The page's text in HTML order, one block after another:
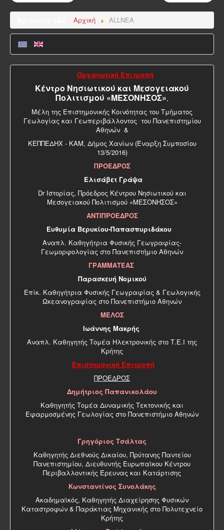
Αρχική ALLNEA
Οργανωτική Επιτροπή
Κέντρο Νησιωτικού και Μεσογειακού
Πολιτισμού «ΜΕΣΟΝΗΣΟΣ»,
Μέλη της Επιστημονικής Κοινότητας του Τμήματος
Γεωλογίας και Γεωπεριβάλλοντος του Πανεπιστημίου
Αθηνών &
ΚΕΠΠΕΔΗΧ - ΚΑΜ, Δήμος Χανίων (Έναρξη Συμποσίου
13/5/2016)
ΠΡΟΕΔΡΟΣ
Ελισάβετ Γράψα
Dr Ιστορίας, Πρόεδρος Κέντρου Νησιωτικού και
Μεσογειακού Πολιτισμού «ΜΕΣΟΝΗΣΟΣ»
ΑΝΤΙΠΡΟΕΔΡΟΣ
Ευθυμία Βερυκίου-Παπασπυριδάκου
Αναπλ. Καθηγήτρια Φυσικής Γεωγραφίας-
Γεωμορφολογίας στο Πανεπιστήμιο Αθηνών
ΓΡΑΜΜΑΤΕΑΣ
Παρασκευή Νομικού
Επίκ. Καθηγήτρια Φυσικής Γεωγραφίας & Γεωλογικής
Ωκεανογραφίας στο Πανεπιστήμιο Αθηνών
ΜΕΛΟΣ
Ιωάννης Μακρής
Αναπλ. Καθηγητής Τομέα Ηλεκτρονικής στο Τ.Ε.Ι της
Κρήτης
Επιστημονική Επιτροπή
ΠΡΟΕΔΡΟΣ
Δημήτριος Παπανικολάου
Καθηγητής Τομέα Δυναμικής Τεκτονικής και
Εφαρμοσμένης Γεωλογίας στο Πανεπιστήμιο Αθηνών
Γρηγόριος Τσάλτας
Καθηγητής Διεθνούς Δικαίου, Πρύτανης Παντείου
Πανεπιστημίου, Διευθυντής Ευρωπαϊκου Κέντρου
Περιβαλλοντικής Έρευνας και Κατάρτισης
Κωνσταντίνος Συνολάκης
Ακαδημαϊκός, Καθηγητής Διαχείρησης Φυσικών
Καταστροφών & Παράκτιας Μηχανικής στο Πολυτεχνείο
Κρήτης